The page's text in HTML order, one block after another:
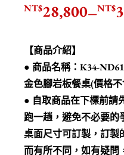
NT$28,800–NT$
【商品介紹】
● 商品名稱：K34-
金色腳岩板餐桌(價格
● 自取商品在下標前請
跑一趟，避免不必要的
桌面尺寸可訂製，訂製
而有所不同，如有疑問